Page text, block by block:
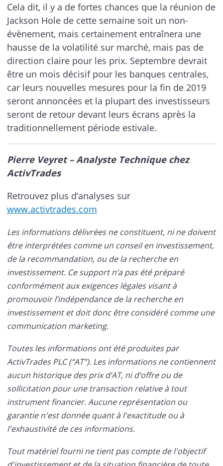
Cela dit, il y a de fortes chances que la réunion de
Jackson Hole de cette semaine soit un non-
évènement, mais certainement entraînera une
hausse de la volatilité sur marché, mais pas de
direction claire pour les prix. Septembre devrait
être un mois décisif pour les banques centrales,
car leurs nouvelles mesures pour la fin de 2019
seront annoncées et la plupart des investisseurs
seront de retour devant leurs écrans après la
traditionnellement période estivale.
Pierre Veyret – Analyste Technique chez
ActivTrades
Retrouvez plus d’analyses sur
www.activtrades.com
Les informations délivrées ne constituent, ni ne doivent
être interprétées comme un conseil en investissement,
de la recommandation, ou de la recherche en
investissement. Ce support n’a pas été préparé
conformément aux exigences légales visant à
promouvoir l’indépendance de la recherche en
investissement et doit donc être considéré comme une
communication marketing.
Toutes les informations ont été produites par
ActivTrades PLC (“AT”). Les informations ne contiennent
aucun historique des prix d’AT, ni d’offre ou de
sollicitation pour une transaction relative à tout
instrument financier. Aucune représentation ou
garantie n'est donnée quant à l'exactitude ou à
l'exhaustivité de ces informations.
Tout matériel fourni ne tient pas compte de l'objectif